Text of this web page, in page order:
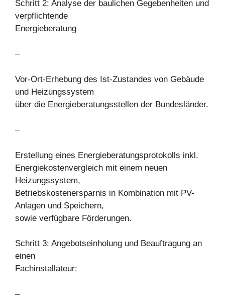
Schritt 2: Analyse der baulichen Gegebenheiten und
verpflichtende
Energieberatung
–
Vor-Ort-Erhebung des Ist-Zustandes von Gebäude
und Heizungssystem
über die Energieberatungsstellen der Bundesländer.
–
Erstellung eines Energieberatungsprotokolls inkl.
Energiekostenvergleich mit einem neuen
Heizungssystem,
Betriebskostenersparnis in Kombination mit PV-
Anlagen und Speichern,
sowie verfügbare Förderungen.
Schritt 3: Angebotseinholung und Beauftragung an
einen
Fachinstallateur:
–